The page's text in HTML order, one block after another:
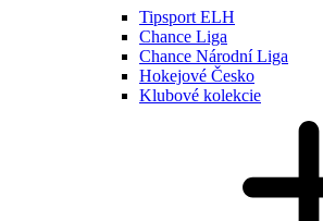
Tipsport ELH
Chance Liga
Chance Národní Liga
Hokejové Česko
Klubové kolekcie